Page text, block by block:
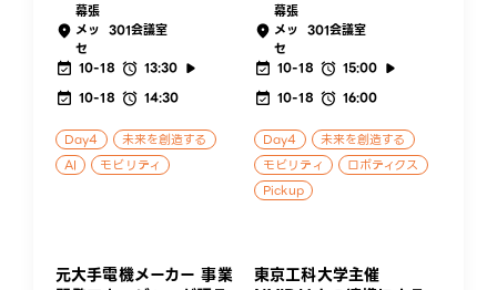
幕張
メッ
セ
301会議室
10-18
13:30
10-18
14:30
Day4
未来を創造する
AI
モビリティ
幕張
メッ
セ
301会議室
10-18
15:00
10-18
16:00
Day4
未来を創造する
モビリティ
ロボティクス
Pickup
元大手電機メーカー 事業
東京工科大学主催